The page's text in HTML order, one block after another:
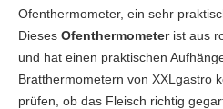
Ofenthermometer, ein sehr
Dieses Ofenthermometer ist aus
und hat einen praktischen
Bratthermometern von XXLgastro
prüfen, ob das Fleisch richtig